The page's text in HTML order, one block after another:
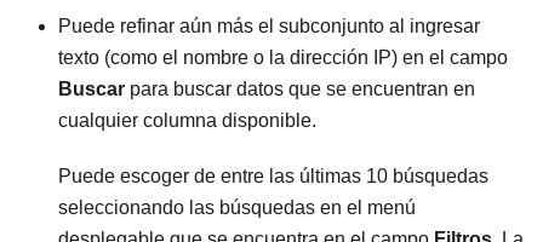
Puede refinar aún más el subconjunto al ingresar
texto (como el nombre o la dirección IP) en el campo
Buscar para buscar datos que se encuentran en
cualquier columna disponible.
Puede escoger de entre las últimas 10 búsquedas
seleccionando las búsquedas en el menú